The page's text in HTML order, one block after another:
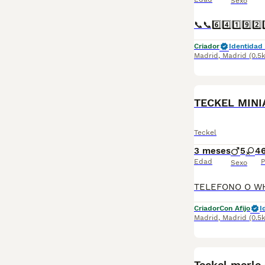
Criador
Identidad
Madrid , Madrid
TECKEL
Teckel
3 meses
Edad
5 4
Sexo
CriadorCon Afijo
Madrid , Madrid